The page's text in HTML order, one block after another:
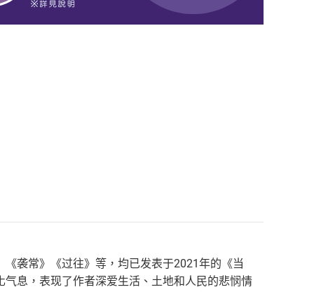
袭常》《过往》等，均已发表于2021年的《当
息，表现了作者深爱生活、土地和人民的悲悯情